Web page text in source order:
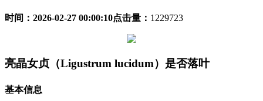
时间： 2026-02-27 00:00:10点击量： 1229723
亮晶女贞（Ligustrum lucidum）是否落叶
基本信息